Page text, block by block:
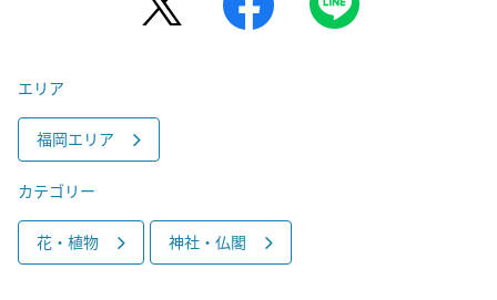
エリア
福岡エリア
カテゴリー
花・植物 神社・仏閣